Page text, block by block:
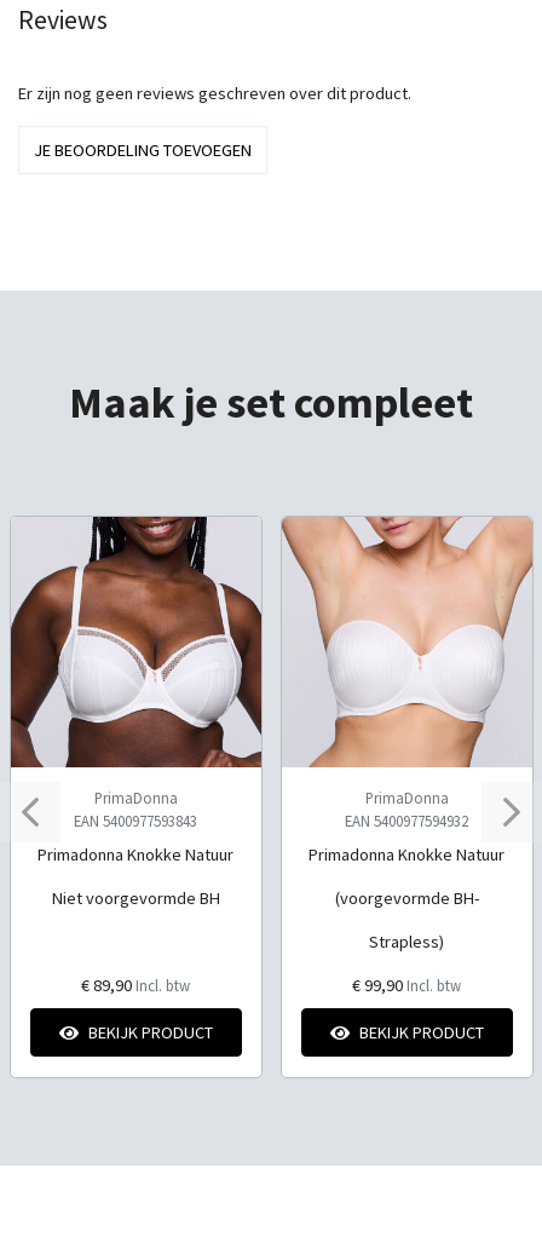
Reviews
Er zijn nog geen reviews geschreven over dit product.
JE BEOORDELING TOEVOEGEN
Maak je set compleet
PrimaDonna
EAN 5400977593843
Primadonna Knokke Natuur
Niet voorgevormde BH
€ 89,90 Incl. btw
BEKIJK PRODUCT
PrimaDonna
EAN 5400977594932
Primadonna Knokke Natuur
(voorgevormde BH-
Strapless)
€ 99,90 Incl. btw
BEKIJK PRODUCT